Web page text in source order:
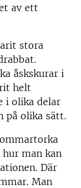
av ett
stora
åskskurar i
helt
i olika delar
på olika sätt.
man kan
Där
Man